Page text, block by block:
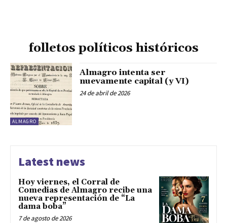
folletos políticos históricos
ALMAGRO
Almagro intenta ser
nuevamente capital (y VI)
24 de abril de 2026
Latest news
Hoy viernes, el Corral de
Comedias de Almagro recibe una
nueva representación de “La
dama boba”
7 de agosto de 2026